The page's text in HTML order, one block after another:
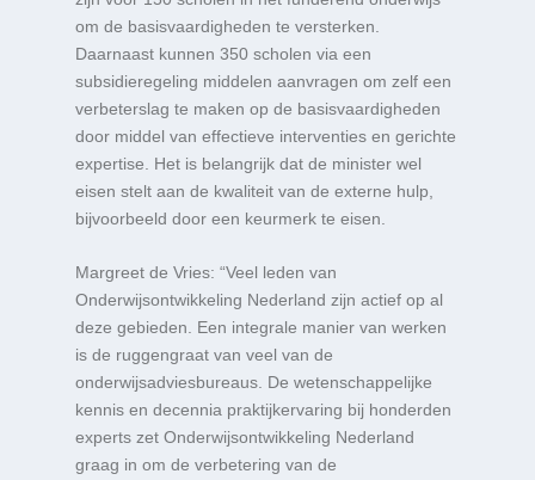
om de basisvaardigheden te versterken.
Daarnaast kunnen 350 scholen via een
subsidieregeling middelen aanvragen om zelf een
verbeterslag te maken op de basisvaardigheden
door middel van effectieve interventies en gerichte
expertise. Het is belangrijk dat de minister wel
eisen stelt aan de kwaliteit van de externe hulp,
bijvoorbeeld door een keurmerk te eisen.
Margreet de Vries: “Veel leden van
Onderwijsontwikkeling Nederland zijn actief op al
deze gebieden. Een integrale manier van werken
is de ruggengraat van veel van de
onderwijsadviesbureaus. De wetenschappelijke
kennis en decennia praktijkervaring bij honderden
experts zet Onderwijsontwikkeling Nederland
graag in om de verbetering van de